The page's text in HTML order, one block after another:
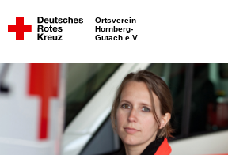
Ortsverein
Hornberg-
Gutach e.V.